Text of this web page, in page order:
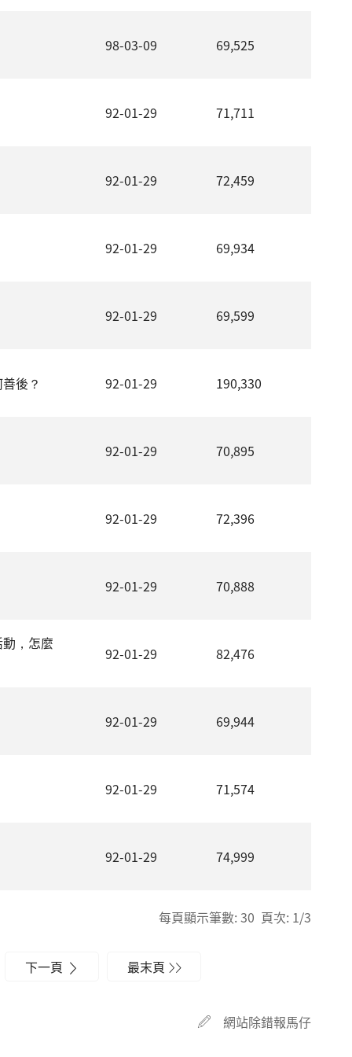
98-03-09 69,525
92-01-29 71,711
92-01-29 72,459
92-01-29 69,934
92-01-29 69,599
後？ 92-01-29 190,330
92-01-29 70,895
92-01-29 72,396
92-01-29 70,888
，怎麼
92-01-29 82,476
92-01-29 69,944
92-01-29 71,574
92-01-29 74,999
每頁顯示筆數: 30 頁次: 1/3
下一頁 最末頁
網站除錯報馬仔